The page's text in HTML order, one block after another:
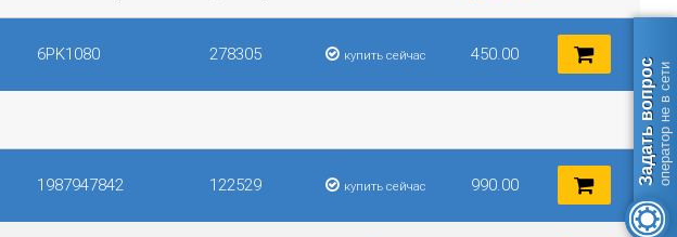
6PK1080 278305 купить сейчас 450.00
1987947842 122529 купить сейчас 990.00 Задать вопросоператор не в сети